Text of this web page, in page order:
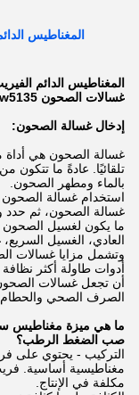
المغناطيس
المغناطيس الدائم
غسالات الصحون w5135
إدخال غسالة الصحون:
غسالة الصحون هي أداة
تلقائيًا. عادةً ما
بالماء ومطهر الصحون.
استخدام غسالة
غسالة الصحون، ثم حدد
ما يكون لغسيل
العادي، الغسيل
وتشمل مزايا غسالات
أدوات طاولة أكثر نظافة
أن تجعل غسالات
الصرف الصحي
ما هي ميزة مغناطيس
صب الضغط الرطب؟
مغناطيسية أساسية.
مكلفة في الإنتاج.